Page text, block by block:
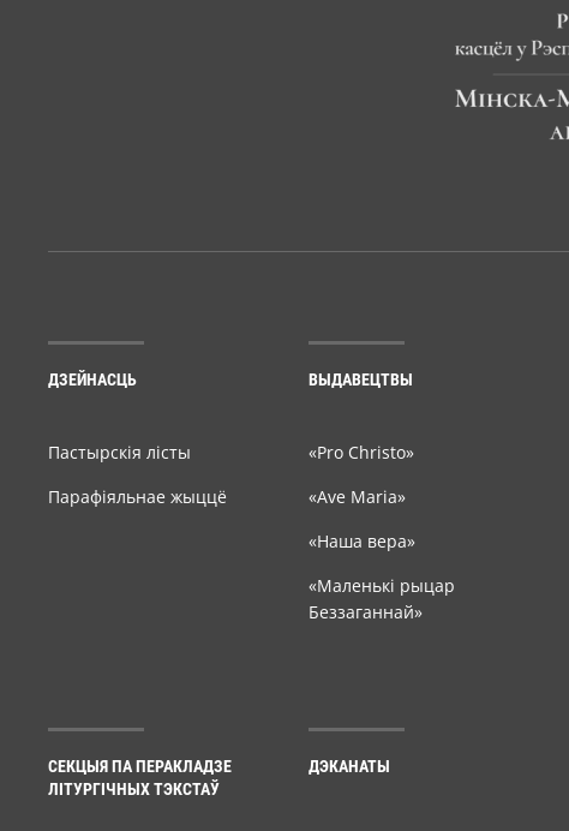
ДЗЕЙНАСЦЬ
Пастырскія лісты
Парафіяльнае жыццё
ВЫДАВЕЦТВЫ
«Pro Christo»
«Ave Maria»
«Наша вера»
«Маленькі рыцар
Беззаганнай»
СЕКЦЫЯ ПА ПЕРАКЛАДЗЕ
ЛІТУРГІЧНЫХ ТЭКСТАЎ
ДЭКАНАТЫ